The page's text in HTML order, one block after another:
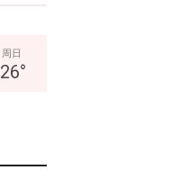
周日
26°